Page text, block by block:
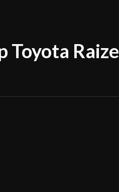
Toyota Raize